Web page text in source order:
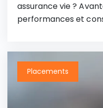
assurance vie ?
performances et
Placements